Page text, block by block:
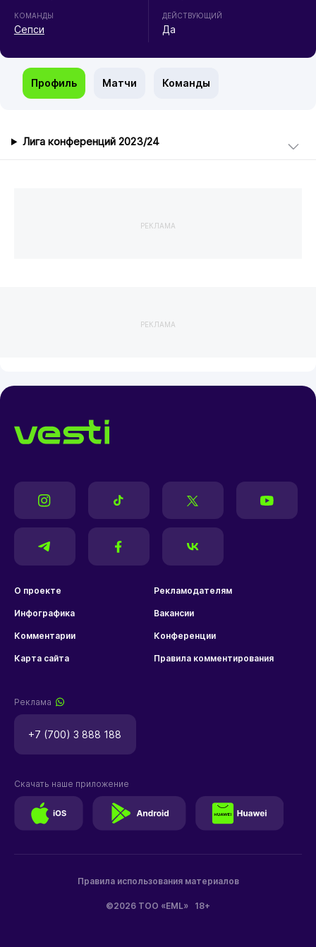
КОМАНДЫ
Сепси
ДЕЙСТВУЮЩИЙ
Да
Профиль Матчи Команды
Лига конференций 2023/24
РЕКЛАМА
РЕКЛАМА
О проекте Рекламодателям
Инфографика Вакансии
Комментарии Конференции
Карта сайта Правила комментирования
Реклама
+7 (700) 3 888 188
©2026 ТОО «EML» 18+
Правила использования материалов
Скачать наше приложение